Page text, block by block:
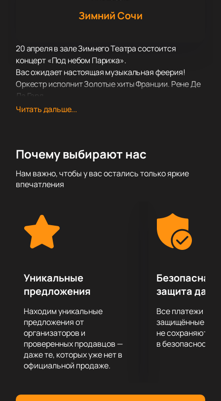
Зимний Сочи
20 апреля в зале Зимнего Театра состоится
концерт «Под небом Парижа».
Вас ожидает настоящая музыкальная феерия!
Оркестр исполнит Золотые хиты Франции. Рене Де
Ла Гард.
Все музыканты оркестра принимают активное
постановках, операх, балете. В репертуаре
эстрадные композиции, а также мелодии из
известных кинофильмов, ставшие мировыми
Оркестр часто принимает участие в музыкальных
фестивалях разных уровней и является лауреатом
многочисленных премий, а также участвует в
концертах.
Читать дальше...
Почему выбирают нас
Нам важно, чтобы у вас остались только яркие
впечатления
Уникальные
предложения
Находим уникальные
предложения от
организаторов и
проверенных продавцов —
даже те, которых уже нет в
официальной продаже.
Безопасная
защита
Все платежи
защищённые
не сохраняются
в безопасности.